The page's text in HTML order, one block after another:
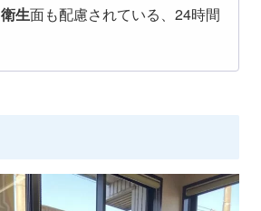
衛生面も配慮されている、24時間